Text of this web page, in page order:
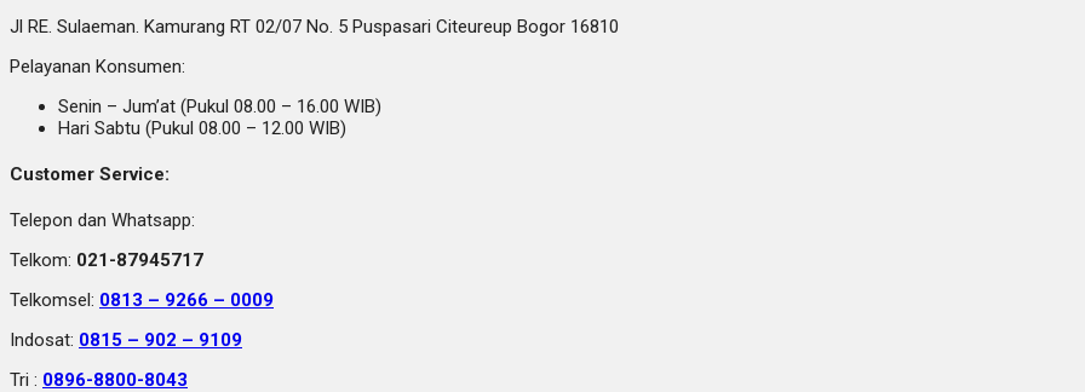
Jl RE. Sulaeman. Kamurang RT 02/07 No. 5 Puspasari Citeureup Bogor 16810
Pelayanan Konsumen:
Senin – Jum’at (Pukul 08.00 – 16.00 WIB)
Hari Sabtu (Pukul 08.00 – 12.00 WIB)
Customer Service:
Telepon dan Whatsapp:
Telkom: 021-87945717
Telkomsel: 0813 – 9266 – 0009
Indosat: 0815 – 902 – 9109
Tri : 0896-8800-8043